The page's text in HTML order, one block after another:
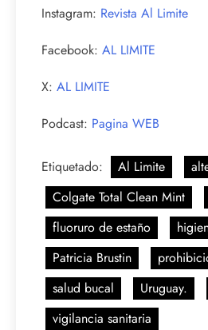
Instagram: Revista Al Limite
Facebook: AL LIMITE
X: AL LIMITE
Podcast: Pagina WEB
Etiquetado: Al Limite
Colgate Total Clean Mint
fluoruro de estaño
Patricia Brustin
salud bucal
Uruguay.
vigilancia sanitaria